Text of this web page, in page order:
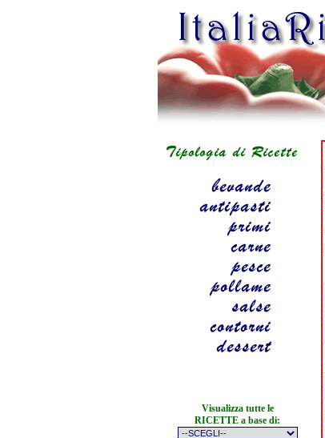
Visualizza tutte le
RICETTE a base di: